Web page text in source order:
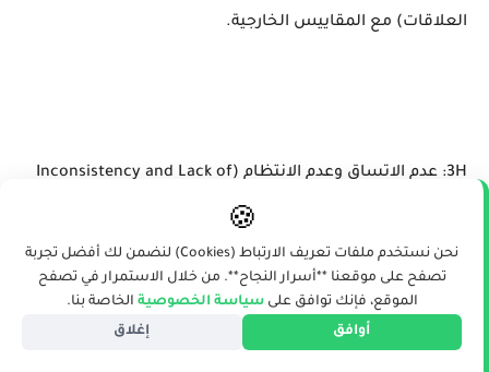
العلاقات) مع المقاييس الخارجية.
3H: عدم الاتساق وعدم الانتظام (Inconsistency and Lack of
🍪
نحن نستخدم ملفات تعريف الارتباط (Cookies) لنضمن لك أفضل تجربة
تصفح على موقعنا **أسرار النجاح**. من خلال الاستمرار في تصفح
الموقع، فإنك توافق علىسياسة الخصوصية الخاصة بنا.
أوافق
إغلاق